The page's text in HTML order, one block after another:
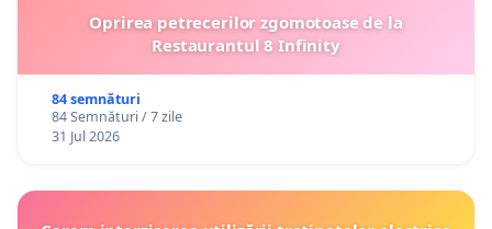
Oprirea petrecerilor zgomotoase de la
Restaurantul 8 Infinity
84 semnături
84 Semnături / 7 zile
31 Jul 2026